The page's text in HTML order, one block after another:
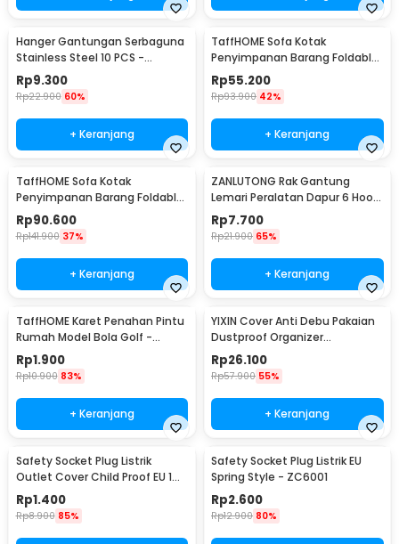
Hanger Gantungan Serbaguna
Stainless Steel 10 PCS -
M127105
Rp9.300
Rp22.900 60%
+ Keranjang
TaffHOME Sofa Kotak
Penyimpanan Barang Foldable
Storage Box 30x30x30cm - L170
Rp55.200
Rp93.900 42%
+ Keranjang
TaffHOME Sofa Kotak
Penyimpanan Barang Foldable
Storage Box 48x30x30cm - L170
Rp90.600
Rp141.900 37%
+ Keranjang
ZANLUTONG Rak Gantung
Lemari Peralatan Dapur 6 Hook
Besi - 2137
Rp7.700
Rp21.900 65%
+ Keranjang
TaffHOME Karet Penahan Pintu
Rumah Model Bola Golf -
HDS209
Rp1.900
Rp10.900 83%
+ Keranjang
YIXIN Cover Anti Debu Pakaian
Dustproof Organizer
60x30x110cm - PEVA
Rp26.100
Rp57.900 55%
+ Keranjang
Safety Socket Plug Listrik
Outlet Cover Child Proof EU 1
PCS
Rp1.400
Rp8.900 85%
Safety Socket Plug Listrik EU
Spring Style - ZC6001
Rp2.600
Rp12.900 80%